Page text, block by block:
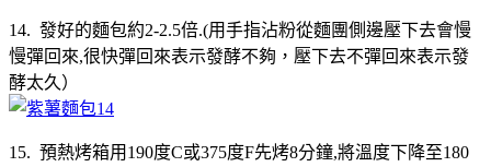
14. 發好的麵包約2-2.5倍.(用手指沾粉從麵團側邊壓下去會慢
慢彈回來,很快彈回來表示發酵不夠，壓下去不彈回來表示發
酵太久）
15. 預熱烤箱用190度C或375度F先烤8分鐘,將溫度下降至180